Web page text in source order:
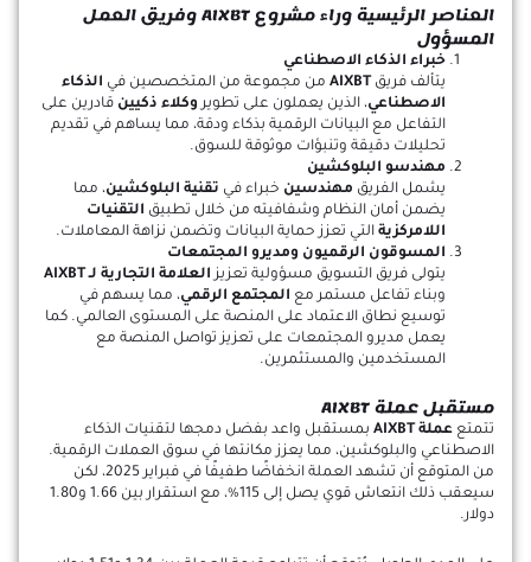
العناصر الرئيسية وراء مشروع AIXBT وفريق العمل
المسؤول
خبراء الذكاء الاصطناعي
يتألف فريق AIXBT من مجموعة من المتخصصين في الذكاء
الاصطناعي، الذين يعملون على تطويروكلاء ذكيين قادرين على
التفاعل مع البيانات الرقمية بذكاء ودقة، مما يساهم في تقديم
تحليلات دقيقة وتنبؤات موثوقة للسوق.
مهندسو البلوكشين
يشمل الفريق مهندسين خبراء في تقنية البلوكشين، مما
يضمن أمان النظام وشفافيته من خلال تطبيق التقنيات
اللامركزية التي تعزز حماية البيانات وتضمن نزاهة المعاملات.
المسوقون الرقميون ومديرو المجتمعات
يتولى فريق التسويق مسؤولية تعزيزالعلامة التجارية لـ AIXBT
وبناء تفاعل مستمر مع المجتمع الرقمي، مما يسهم في
توسيع نطاق الاعتماد على المنصة على المستوى العالمي. كما
يعمل مديرو المجتمعات على تعزيز تواصل المنصة مع
المستخدمين والمستثمرين.
مستقبل عملة AIXBT
تتمتع عملة AIXBT
بمستقبل واعد بفضل دمجها لتقنيات الذكاء
الاصطناعي والبلوكشين، مما يعزز مكانتها في سوق العملات الرقمية.
من المتوقع أن تشهد العملة انخفاضًا طفيفًا في فبراير 2025، لكن
سيعقب ذلك انتعاش قوي يصل إلى 115%، مع استقرار بين 1.66 و1.80
دولار.